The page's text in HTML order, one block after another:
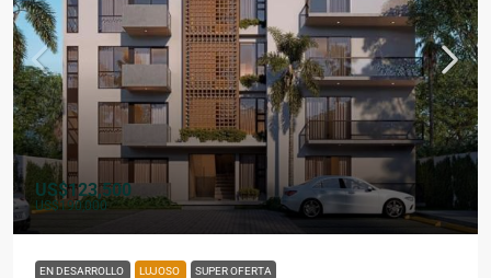
US$123,500
US$190,000
EN DESARROLLO LUJOSO SUPER OFERTA